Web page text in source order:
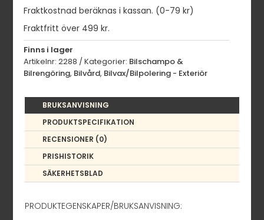
WASH
MÄNGD
Fraktkostnad beräknas i kassan. (0-79 kr)
Fraktfritt över 499 kr.
Finns i lager
Artikelnr:2288 Kategorier: Bilschampo &
Bilrengöring, Bilvård, Bilvax/Bilpolering - Exteriör
BRUKSANVISNING
PRODUKTSPECIFIKATION
RECENSIONER (0)
PRISHISTORIK
SÄKERHETSBLAD
PRODUKTEGENSKAPER/BRUKSANVISNING: